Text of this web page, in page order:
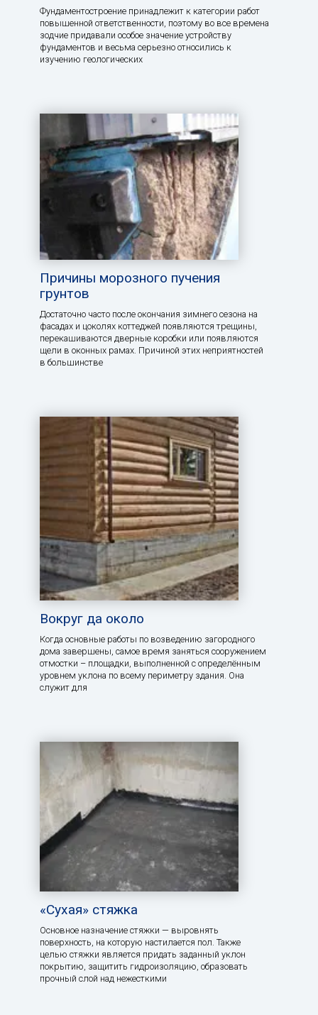
Фундаментостроение принадлежит к категории работ
повышенной ответственности, поэтому во все времена
зодчие придавали особое значение устройству
фундаментов и весьма серьезно относились к
изучению геологических
Причины морозного пучения
грунтов
Достаточно часто после окончания зимнего сезона на
фасадах и цоколях коттеджей появляются трещины,
перекашиваются дверные коробки или появляются
щели в оконных рамах. Причиной этих неприятностей
в большинстве
Вокруг да около
Когда основные работы по возведению загородного
дома завершены, самое время заняться сооружением
отмостки – площадки, выполненной с определённым
уровнем уклона по всему периметру здания. Она
служит для
«Сухая» стяжка
Основное назначение стяжки — выровнять
поверхность, на которую настилается пол. Также
целью стяжки является придать заданный уклон
покрытию, защитить гидроизоляцию, образовать
прочный слой над нежесткими